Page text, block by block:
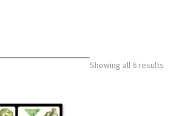
Showing all 6 results